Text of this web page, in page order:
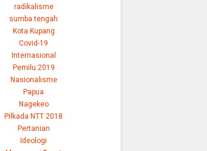
radikalisme
sumba tengah
Kota Kupang
Covid-19
Internasional
Pemilu 2019
Nasionalisme
Papua
Nagekeo
Pilkada NTT 2018
Pertanian
Ideologi